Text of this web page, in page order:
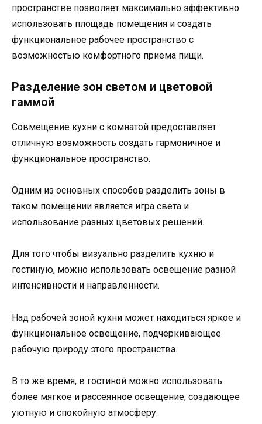
пространстве позволяет максимально эффективно
использовать площадь помещения и создать
функциональное рабочее пространство с
возможностью комфортного приема пищи.
Разделение зон светом и цветовой
гаммой
Совмещение кухни с комнатой предоставляет
отличную возможность создать гармоничное и
функциональное пространство.
Одним из основных способов разделить зоны в
таком помещении является игра света и
использование разных цветовых решений.
Для того чтобы визуально разделить кухню и
гостиную, можно использовать освещение разной
интенсивности и направленности.
Над рабочей зоной кухни может находиться яркое и
функциональное освещение, подчеркивающее
рабочую природу этого пространства.
В то же время, в гостиной можно использовать
более мягкое и рассеянное освещение, создающее
уютную и спокойную атмосферу.